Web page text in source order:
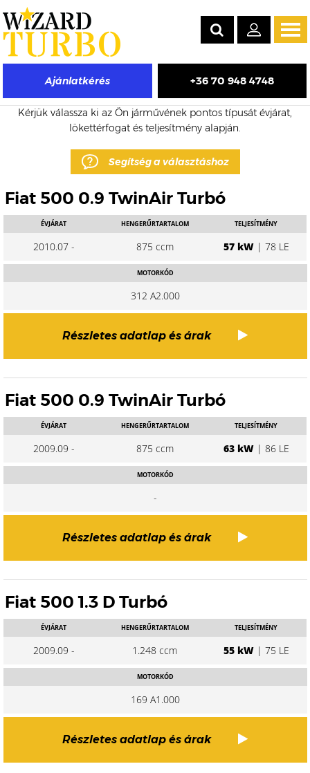
Ajánlatkérés +36 70 948 4748
Fiat 500 eladó turbó árak
Kérjük válassza ki az Ön járművének pontos típusát évjárat,
lökettérfogat és teljesítmény alapján.
Segítség a választáshoz
Fiat 500 0.9 TwinAir Turbó
ÉVJÁRAT
2010.07 -
HENGERŰRTARTALOM
875 ccm
TELJESÍTMÉNY
57 kW| 78 LE
MOTORKÓD
312 A2.000
Részletes adatlap és árak
Fiat 500 0.9 TwinAir Turbó
ÉVJÁRAT
2009.09 -
HENGERŰRTARTALOM
875 ccm
TELJESÍTMÉNY
63 kW| 86 LE
MOTORKÓD
-
Részletes adatlap és árak
Fiat 500 1.3 D Turbó
ÉVJÁRAT
2009.09 -
HENGERŰRTARTALOM
1.248 ccm
TELJESÍTMÉNY
55 kW| 75 LE
MOTORKÓD
169 A1.000
Részletes adatlap és árak